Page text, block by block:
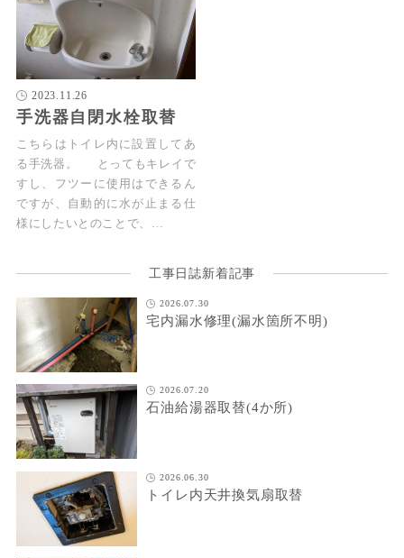
2023.11.26
手洗器自閉水栓取替
こちらはトイレ内に設置してあ
る手洗器。 とってもキレイで
すし、フツーに使用はできるん
ですが、自動的に水が止まる仕
様にしたいとのことで、…
工事日誌新着記事
2026.07.30
宅内漏水修理(漏水箇所不明)
2026.07.20
石油給湯器取替(4か所)
2026.06.30
トイレ内天井換気扇取替